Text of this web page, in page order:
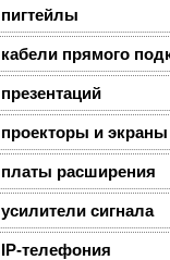
пигтейлы
кабели прямого
презентаций
проекторы и экраны
платы расширения
усилители сигнала
IP-телефония